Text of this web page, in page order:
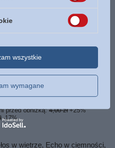
www.bogulandia.pl
polecił, aby cię strzegli ...
przed obniżką:4,00 zł +25%
-17%
w wietrze, Echo w ciemności,
wymagane
wszystkie